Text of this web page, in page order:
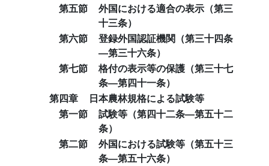
第五節
外国における適合の表示（第三
十三条）
第六節
登録外国認証機関（第三十四条
―第三十六条）
第七節
格付の表示等の保護（第三十七
条―第四十一条）
第四章
日本農林規格による試験等
第一節
試験等（第四十二条―第五十二
条）
第二節
外国における試験等（第五十三
条―第五十六条）